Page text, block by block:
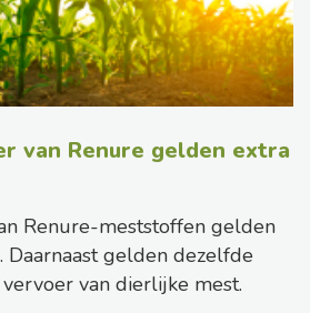
van Renure gelden extra
Renure-meststoffen gelden
Daarnaast gelden dezelfde
van dierlijke mest.